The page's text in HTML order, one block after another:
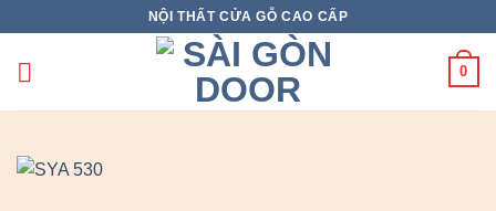
content
NỘI THẤT CỬA GỖ CAO CẤP
0